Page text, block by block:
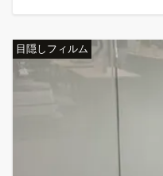
目隠しフィルム